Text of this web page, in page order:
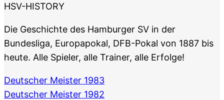
HSV-HISTORY
Die Geschichte des Hamburger SV in der
Bundesliga, Europapokal, DFB-Pokal von 1887 bis
heute. Alle Spieler, alle Trainer, alle Erfolge!
Deutscher Meister 1983
Deutscher Meister 1982